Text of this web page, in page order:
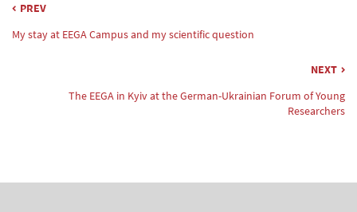
PREV
My stay at EEGA Campus and my scientific question
NEXT
The EEGA in Kyiv at the German-Ukrainian Forum of Young
Researchers